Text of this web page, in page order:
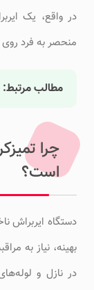
در واقع، یک
منحصر به فرد
مطالب مرتبط:
چرا
است؟
دستگاه ایربراش
بهینه، نیاز به
در نازل و